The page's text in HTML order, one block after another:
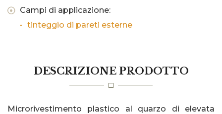
Campi di applicazione:
tinteggio di pareti esterne
DESCRIZIONE PRODOTTO
Microrivestimento plastico al quarzo di elevata